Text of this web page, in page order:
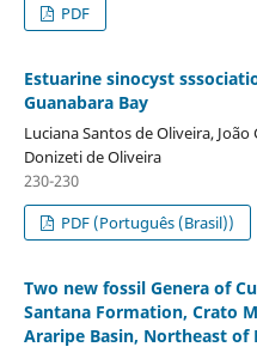
PDF
Estuarine sinocyst
Guanabara Bay
Luciana Santos de Oliveira,
Donizeti de Oliveira
230-230
PDF (Português (Brasil))
Two new fossil Genera of
Santana Formation, Crato
Araripe Basin, Northeast of